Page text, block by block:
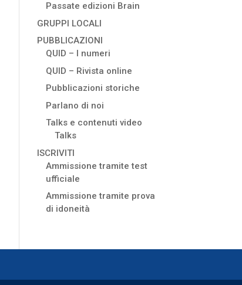
Passate edizioni Brain
GRUPPI LOCALI
PUBBLICAZIONI
QUID – I numeri
QUID – Rivista online
Pubblicazioni storiche
Parlano di noi
Talks e contenuti video
Talks
ISCRIVITI
Ammissione tramite test
ufficiale
Ammissione tramite prova
di idoneità